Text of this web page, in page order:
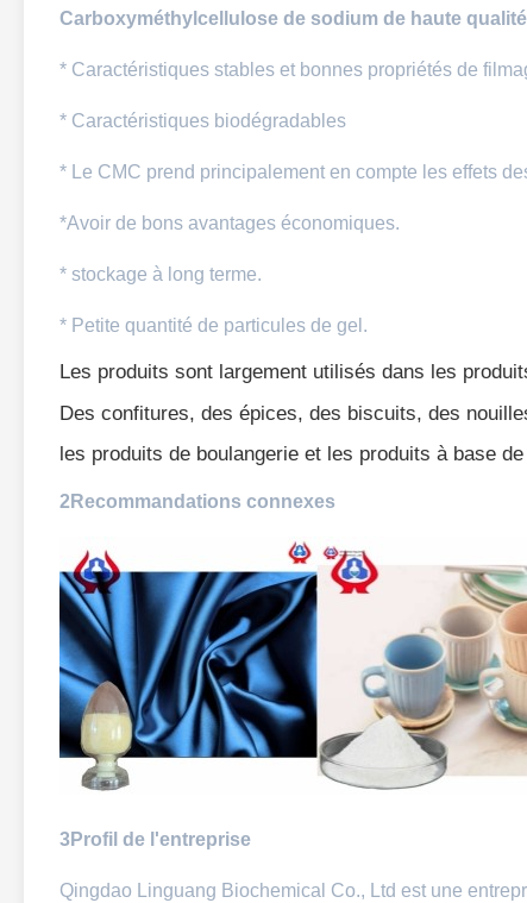
Carboxyméthylcellulose de sodium de haute
* Caractéristiques stables et bonnes propriétés de
* Caractéristiques biodégradables
* Le CMC prend principalement en compte les effets
*Avoir de bons avantages économiques.
* stockage à long terme.
* Petite quantité de particules de gel.
Les produits sont largement utilisés dans les
Des confitures, des épices, des biscuits, des
les produits de boulangerie et les produits à base
2Recommandations connexes
3Profil de l'entreprise
Qingdao Linguang Biochemical Co., Ltd est une